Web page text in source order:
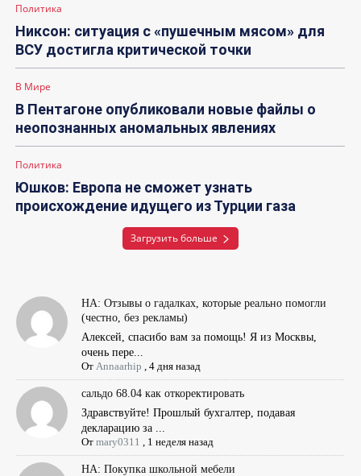
Политика
Никсон: ситуация с «пушечным мясом» для
ВСУ достигла критической точки
В Мире
В Пентагоне опубликовали новые файлы о
неопознанных аномальных явлениях
Политика
Юшков: Европа не сможет узнать
происхождение идущего из Турции газа
Загрузить больше
НА: Отзывы о гадалках, которые реально помогли
(честно, без рекламы)
Алексей, спасибо вам за помощь! Я из Москвы,
очень пере...
От Annaarhip ,4 дня назад
сальдо 68.04 как откоректировать
Здравствуйте! Прошлый бухгалтер, подавая
декларацию за ...
Отmary0311 1 неделя назад
НА: Покупка школьной мебели